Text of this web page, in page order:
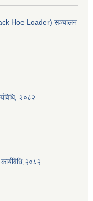
Hoe Loader) सञ्चालन
२०८२